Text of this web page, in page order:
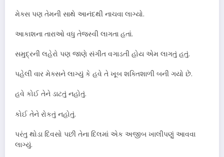
મેક્સ પણ તેમની સાથે આનંદથી નાચવા લાગ્યો.
આકાશના તારાઓ વધુ તેજસ્વી લાગતા હતાં.
સમુદ્રની લહેરો પણ જાણે સંગીત વગાડતી હોય એમ લાગતું હતું.
પહેલી વાર મેક્સને લાગ્યું કે હવે તે ખૂબ શક્તિશાળી બની ગયો છે.
હવે કોઈ તેને ડાટતું નહોતું.
કોઈ તેને રોકતું નહોતું.
પરંતુ થોડા દિવસો પછી તેના દિલમાં એક અજીબ ખાલીપણું આવવા
લાગ્યું.